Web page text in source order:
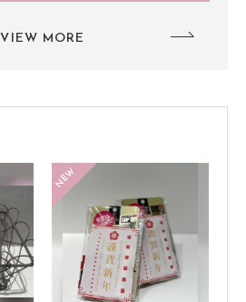
VIEW MORE